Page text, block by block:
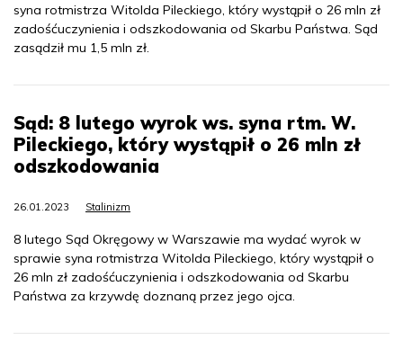
syna rotmistrza Witolda Pileckiego, który wystąpił o 26 mln zł
zadośćuczynienia i odszkodowania od Skarbu Państwa. Sąd
zasądził mu 1,5 mln zł.
Sąd: 8 lutego wyrok ws. syna rtm. W.
Pileckiego, który wystąpił o 26 mln zł
odszkodowania
26.01.2023 Stalinizm
8 lutego Sąd Okręgowy w Warszawie ma wydać wyrok w
sprawie syna rotmistrza Witolda Pileckiego, który wystąpił o
26 mln zł zadośćuczynienia i odszkodowania od Skarbu
Państwa za krzywdę doznaną przez jego ojca.